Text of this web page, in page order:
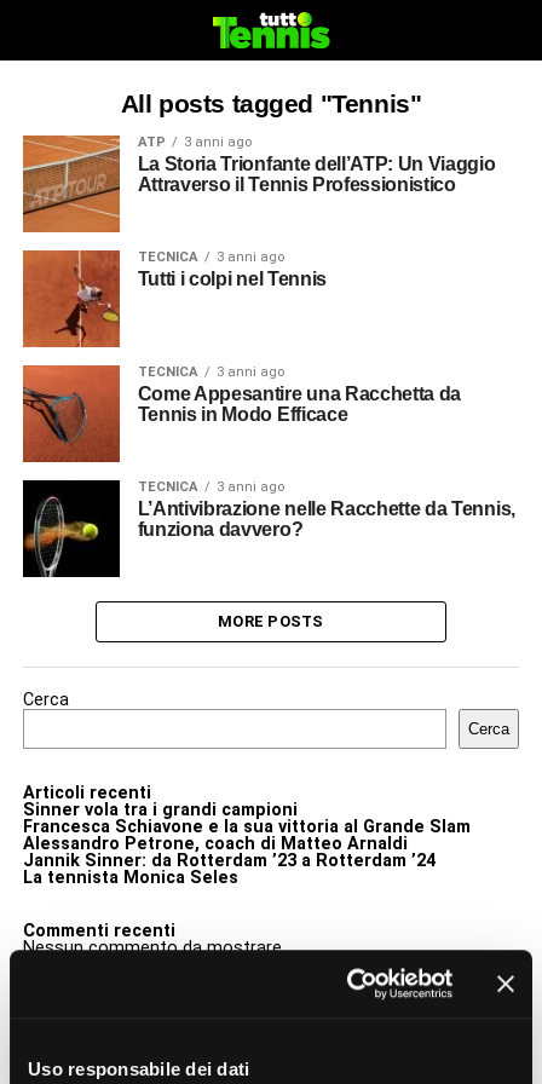
Uso responsabile dei dati
All posts tagged "Tennis"
ATP 3 anni ago
La Storia Trionfante dell’ATP: Un Viaggio
Attraverso il Tennis Professionistico
TECNICA 3 anni ago
Tutti i colpi nel Tennis
TECNICA 3 anni ago
Come Appesantire una Racchetta da
Tennis in Modo Efficace
TECNICA 3 anni ago
L’Antivibrazione nelle Racchette da Tennis,
funziona davvero?
MORE POSTS
Cerca
Cerca
Articoli recenti
Sinner vola tra i grandi campioni
Francesca Schiavone e la sua vittoria al Grande Slam
Alessandro Petrone, coach di Matteo Arnaldi
Jannik Sinner: da Rotterdam ’23 a Rotterdam ’24
La tennista Monica Seles
Commenti recenti
Nessun commento da mostrare.
LATEST TRENDING